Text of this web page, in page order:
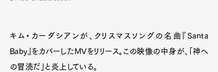
キム・カーダシアンが、クリスマスソングの名曲『Santa
Baby』をカバーしたMVをリリース。この映像の中身が、「神へ
の冒涜だ」と炎上している。